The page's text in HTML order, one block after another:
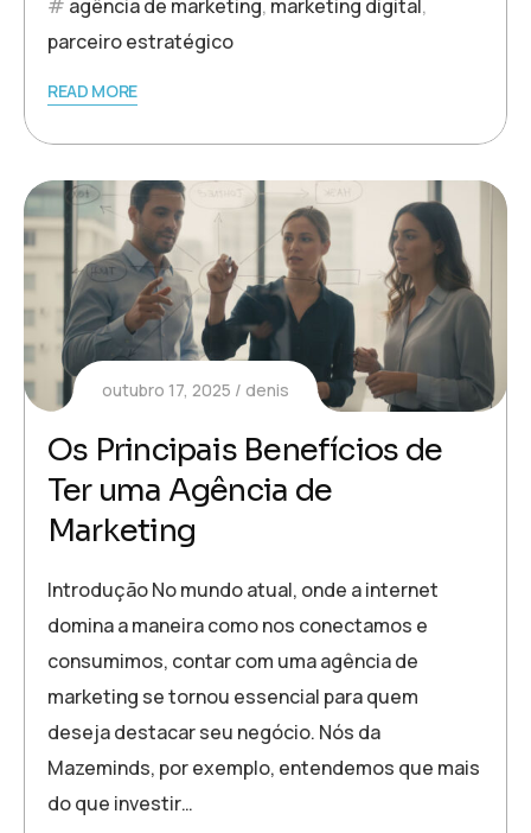
agência de marketing, marketing digital,
parceiro estratégico
READ MORE
outubro 17, 2025 denis
Os Principais Benefícios de
Ter uma Agência de
Marketing
Introdução No mundo atual, onde a internet
domina a maneira como nos conectamos e
consumimos, contar com uma agência de
marketing se tornou essencial para quem
deseja destacar seu negócio. Nós da
Mazeminds, por exemplo, entendemos que mais
do que investir…